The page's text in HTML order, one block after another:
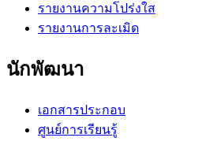
รายงานความโปร่งใส
รายงานการละเมิด
นักพัฒนา
เอกสารประกอบ
ศูนย์การเรียนรู้